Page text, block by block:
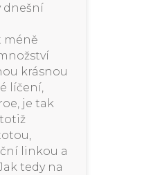
dnešní
méně
krásnou
líčení,
je tak
linkou a
tedy na